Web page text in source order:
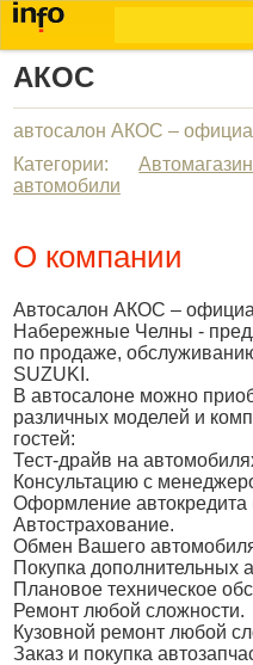
АКОС
автосалон АКОС –
Категории:
автомобили
О компании
Автосалон АКОС –
Набережные Челны -
по продаже,
SUZUKI.
В автосалоне можно
различных моделей и
гостей:
Тест-драйв на
Консультацию с
Оформление автокредита
Автострахование.
Обмен Вашего
Покупка дополнительных
Плановое техническое
Ремонт любой сложности.
Кузовной ремонт любой
Заказ и покупка